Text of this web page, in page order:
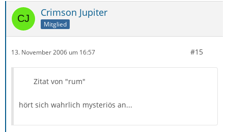
Crimson Jupiter
Mitglied
13. November 2006 um 16:57 #15
Zitat von "rum"
hört sich wahrlich mysteriös an...